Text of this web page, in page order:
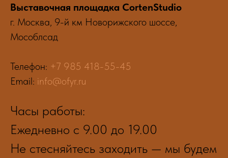
Выставочная площадка CortenStudio
г. Москва, 9-й км Новорижского шоссе,
Мособлсад
Телефон: +7 985 418-55-45
Email: info@ofyr.ru
Часы работы:
Ежедневно с 9.00 до 19.00
Не стесняйтесь заходить — мы будем